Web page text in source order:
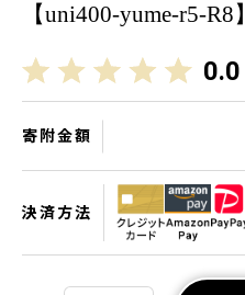
【uni400-yume-r5-R8】
0.0
寄附金額
決済方法